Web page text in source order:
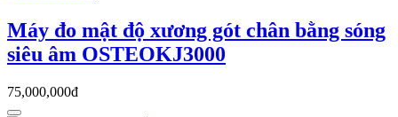
Máy đo mật độ xương gót chân bằng sóng
siêu âm OSTEOKJ3000
75,000,000đ